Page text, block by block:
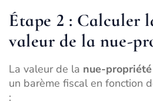
Étape 2 : Calculer
valeur de la nue-
La valeur de la nue-propriété
un barème fiscal en fonction
: